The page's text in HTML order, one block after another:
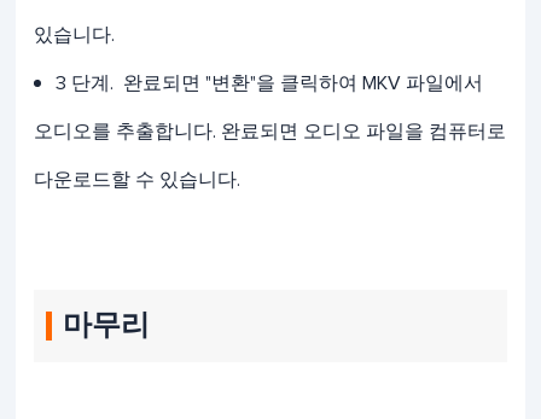
있습니다.
3 단계. 완료되면 "변환"을 클릭하여 MKV 파일에서
오디오를 추출합니다. 완료되면 오디오 파일을 컴퓨터로
다운로드할 수 있습니다.
마무리